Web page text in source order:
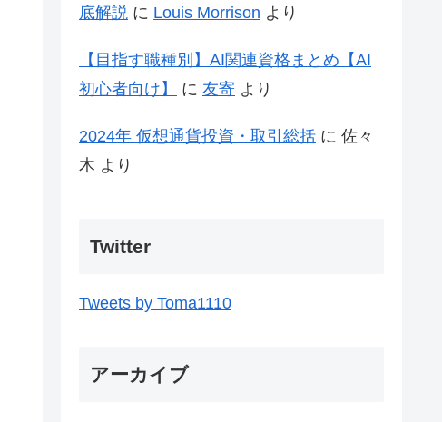
底解説 に Louis Morrison より
【目指す職種別】AI関連資格まとめ【AI
初心者向け】
に 友寄 より
2024年 仮想通貨投資・取引総括 に 佐々
木 より
Twitter
Tweets by Toma1110
アーカイブ